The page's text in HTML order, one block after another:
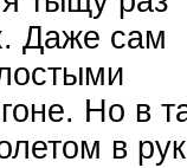
Даже сам
Но в
в